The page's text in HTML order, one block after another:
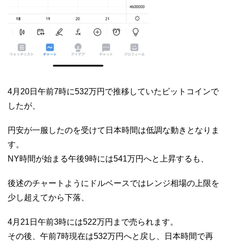
4月20日午前7時に532万円で推移していたビットコインで
したが、
円安が一服したのを受けて日本時間は低調な動きとなりま
す。
NY時間が始まる午後9時には541万円へと上昇するも、
後述のチャートようにドルベースではレンジ相場の上限を
少し超えてから下落、
4月21日午前3時には522万円まで売られます。
その後、午前7時現在は532万円へと戻し、日本時間で再